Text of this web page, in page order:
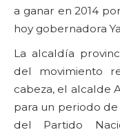
a ganar en 2014
hoy gobernadora
La alcaldía
del movimiento
cabeza, el alcalde
para un periodo de
del Partido